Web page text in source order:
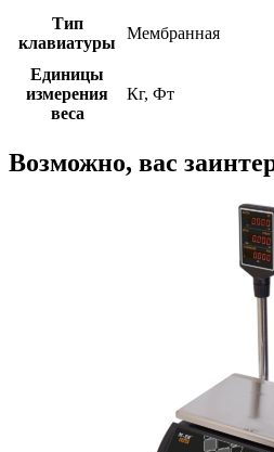
Тип
клавиатуры
Мембранная
Единицы
измерения
веса
Кг, Фт
Возможно, вас